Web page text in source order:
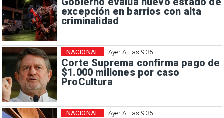
excepción en barrios con alta
criminalidad
Ayer A Las 9:35
Corte Suprema confirma pago de
$1.000 millones por caso
ProCultura
NACIONAL
Ayer A Las 9:35
NACIONAL